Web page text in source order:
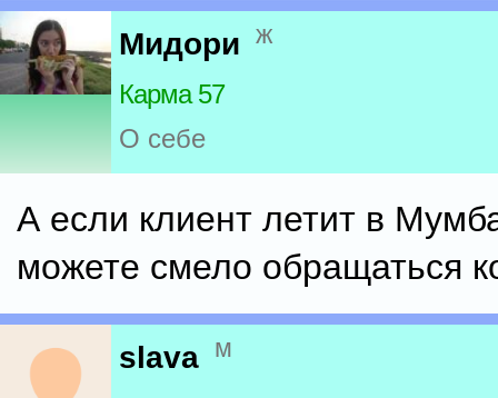
Мидори ж
Карма 57
О себе
А если клиент летит в
можете смело обращаться
slava м